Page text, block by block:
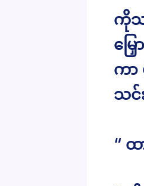
ကိုသ
မြှ
ကာ
သင်
“